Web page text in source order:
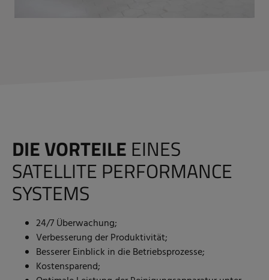
DIE VORTEILE EINES
SATELLITE PERFORMANCE
SYSTEMS
24/7 Überwachung;
Verbesserung der Produktivität;
Besserer Einblick in die Betriebsprozesse;
Kostensparend;